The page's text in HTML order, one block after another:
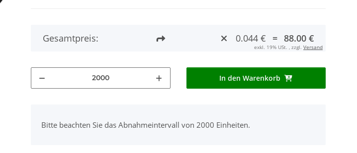
Gesamtpreis: 0.044 € = 88.00 €
exkl. 19% USt. , zzgl. Versand
In den Warenkorb
Bitte beachten Sie das Abnahmeintervall von 2000 Einheiten.